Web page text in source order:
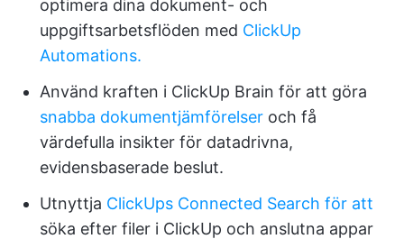
optimera dina dokument- och
uppgiftsarbetsflöden med ClickUp
Automations.
Använd kraften i ClickUp Brain för att göra
snabba dokumentjämförelser och få
värdefulla insikter för datadrivna,
evidensbaserade beslut.
Utnyttja ClickUps Connected Search för att
söka efter filer i ClickUp och anslutna appar